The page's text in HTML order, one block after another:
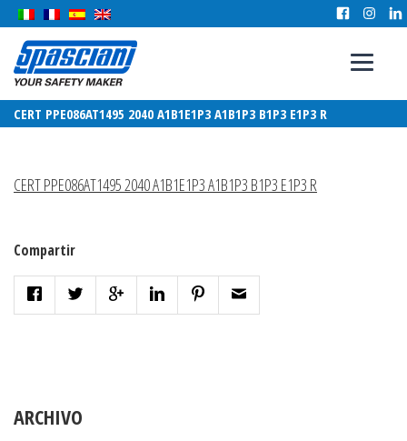
CERT PPE086AT1495 2040 A1B1E1P3 A1B1P3 B1P3 E1P3 R
CERT PPE086AT1495 2040 A1B1E1P3 A1B1P3 B1P3 E1P3 R
Compartir
ARCHIVO